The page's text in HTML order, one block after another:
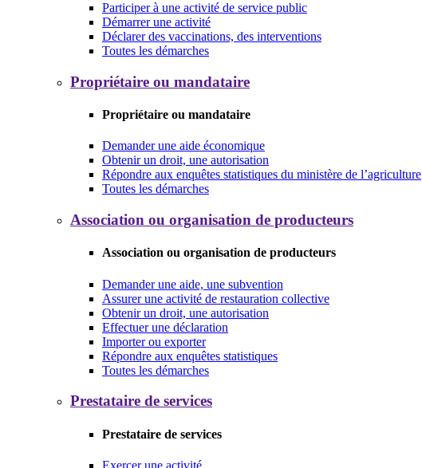
Participer à une activité de service public
Démarrer une activité
Déclarer des vaccinations, des interventions
Toutes les démarches
Propriétaire ou mandataire
Propriétaire ou mandataire
Demander une aide économique
Obtenir un droit, une autorisation
Répondre aux enquêtes statistiques du ministère de l’agriculture
Toutes les démarches
Association ou organisation de producteurs
Association ou organisation de producteurs
Demander une aide, une subvention
Assurer une activité de restauration collective
Obtenir un droit, une autorisation
Effectuer une déclaration
Importer ou exporter
Répondre aux enquêtes statistiques
Toutes les démarches
Prestataire de services
Prestataire de services
Exercer une activité